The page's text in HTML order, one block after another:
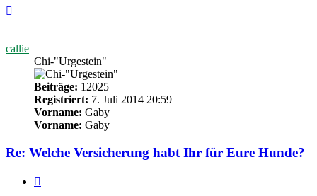
callie
Chi-"Urgestein"
Beiträge: 12025
Registriert: 7. Juli 2014 20:59
Vorname: Gaby
Vorname: Gaby
Re: Welche Versicherung habt Ihr für Eure Hunde?